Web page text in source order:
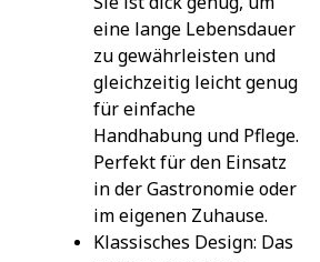
eine lange Lebensdauer
zu gewährleisten und
gleichzeitig leicht genug
für einfache
Handhabung und Pflege.
Perfekt für den Einsatz
in der Gastronomie oder
im eigenen Zuhause.
Klassisches Design: Das